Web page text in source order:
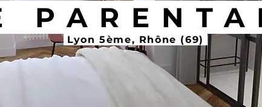
Lyon 5ème, Rhône (69)